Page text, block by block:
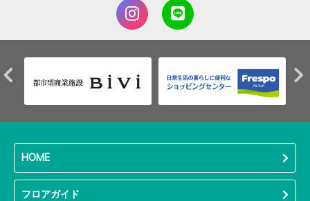
HOME
フロアガイド